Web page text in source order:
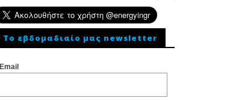
To εβδομαδιαίο μας newsletter
Email